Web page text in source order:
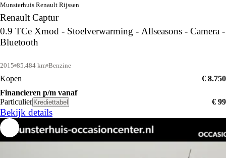
Munsterhuis Renault Rijssen
Renault Captur
0.9 TCe Xmod - Stoelverwarming - Allseasons - Camera -
Bluetooth
2015 85.484 km Benzine
Kopen
€ 8.750
Financieren p/m vanaf
Particulier Krediettabel € 99
Bekijk details